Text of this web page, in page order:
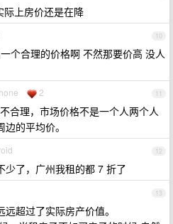
际上房价还是在降
10
个合理的价格啊 不然那要价高 没人
11
2
合理，市场价格不是一个人两个人
的平均价。
12
少了，广州我租的都 7 折了
13
超过了实际房产价值。